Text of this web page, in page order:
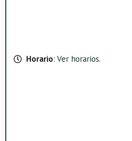
Horario: Ver horarios.